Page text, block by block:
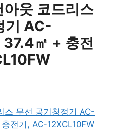
웃 코드리스
기 AC-
㎡ + 충전